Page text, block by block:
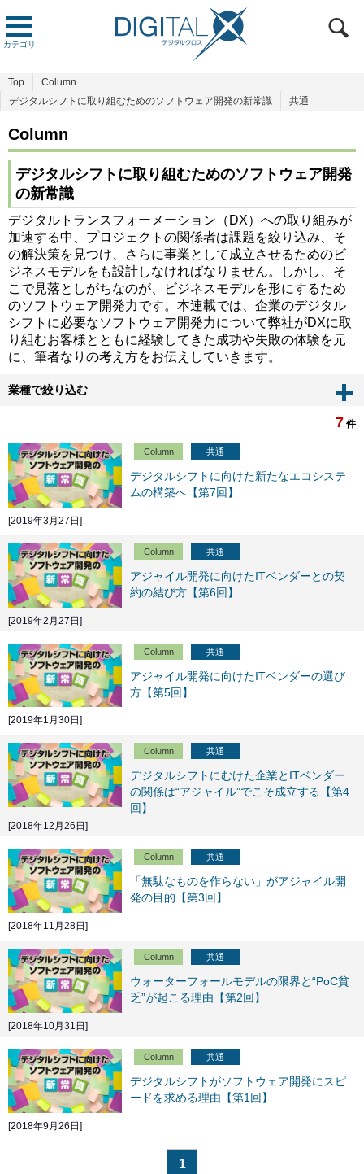
カテゴリ
Top
Column
デジタルシフトに取り組むためのソフトウェア開発の新常識
共通
Column
デジタルシフトに取り組むためのソフトウェア開発
の新常識
デジタルトランスフォーメーション（DX）への取り組みが
加速する中、プロジェクトの関係者は課題を絞り込み、そ
の解決策を見つけ、さらに事業として成立させるためのビ
ジネスモデルをも設計しなければなりません。しかし、そ
こで見落としがちなのが、ビジネスモデルを形にするため
のソフトウェア開発力です。本連載では、企業のデジタル
シフトに必要なソフトウェア開発力について弊社がDXに取
り組むお客様とともに経験してきた成功や失敗の体験を元
に、筆者なりの考え方をお伝えしていきます。
業種で絞り込む
7 件
Column 共通
デジタルシフトに向けた新たなエコシステ
ムの構築へ【第7回】
[2019年3月27日]
Column 共通
アジャイル開発に向けたITベンダーとの契
約の結び方【第6回】
[2019年2月27日]
Column 共通
アジャイル開発に向けたITベンダーの選び
方【第5回】
[2019年1月30日]
Column 共通
デジタルシフトにむけた企業とITベンダー
の関係は“アジャイル”でこそ成立する【第4
回】
[2018年12月26日]
Column 共通
「無駄なものを作らない」がアジャイル開
発の目的【第3回】
[2018年11月28日]
Column 共通
ウォーターフォールモデルの限界と“PoC貧
乏”が起こる理由【第2回】
[2018年10月31日]
Column 共通
デジタルシフトがソフトウェア開発にスピ
ードを求める理由【第1回】
[2018年9月26日]
1